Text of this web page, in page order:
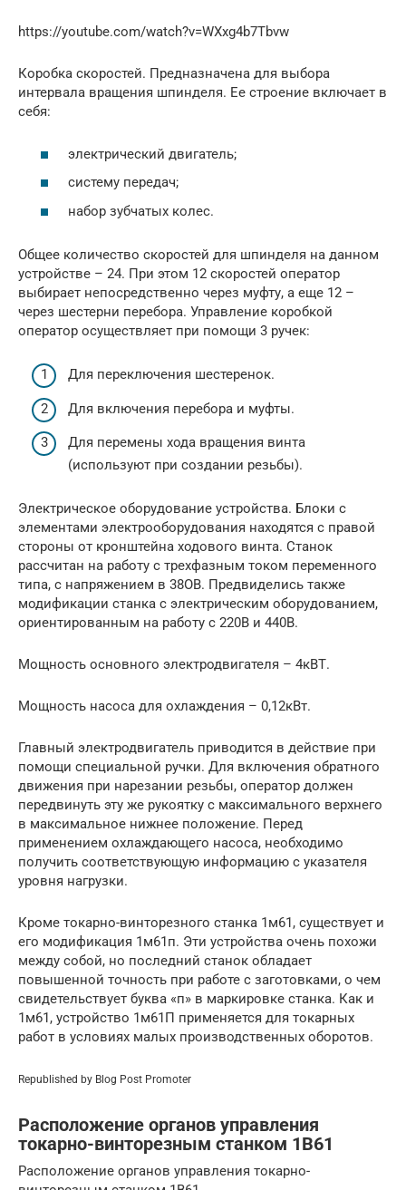
https://youtube.com/watch?v=WXxg4b7Tbvw
Коробка скоростей. Предназначена для выбора
интервала вращения шпинделя. Ее строение включает в
себя:
электрический двигатель;
систему передач;
набор зубчатых колес.
Общее количество скоростей для шпинделя на данном
устройстве – 24. При этом 12 скоростей оператор
выбирает непосредственно через муфту, а еще 12 –
через шестерни перебора. Управление коробкой
оператор осуществляет при помощи 3 ручек:
Для переключения шестеренок.
Для включения перебора и муфты.
Для перемены хода вращения винта
(используют при создании резьбы).
Электрическое оборудование устройства. Блоки с
элементами электрооборудования находятся с правой
стороны от кронштейна ходового винта. Станок
рассчитан на работу с трехфазным током переменного
типа, с напряжением в 38ОВ. Предвиделись также
модификации станка с электрическим оборудованием,
ориентированным на работу с 220В и 440В.
Мощность основного электродвигателя – 4кВТ.
Мощность насоса для охлаждения – 0,12кВт.
Главный электродвигатель приводится в действие при
помощи специальной ручки. Для включения обратного
движения при нарезании резьбы, оператор должен
передвинуть эту же рукоятку с максимального верхнего
в максимальное нижнее положение. Перед
применением охлаждающего насоса, необходимо
получить соответствующую информацию с указателя
уровня нагрузки.
Кроме токарно-винторезного станка 1м61, существует и
его модификация 1м61п. Эти устройства очень похожи
между собой, но последний станок обладает
повышенной точность при работе с заготовками, о чем
свидетельствует буква «п» в маркировке станка. Как и
1м61, устройство 1м61П применяется для токарных
работ в условиях малых производственных оборотов.
Republished by Blog Post Promoter
Расположение органов управления
токарно-винторезным станком 1В61
Расположение органов управления токарно-